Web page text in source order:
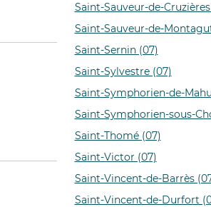
Saint-Sauveur-de-
Saint-Sauveur-de-
Saint-Sernin (07)
Saint-Sylvestre (07)
Saint-Symphorien-de-
Saint-Symphorien-sous-
Saint-Thomé (07)
Saint-Victor (07)
Saint-Vincent-de-Barrès
Saint-Vincent-de-Durfort